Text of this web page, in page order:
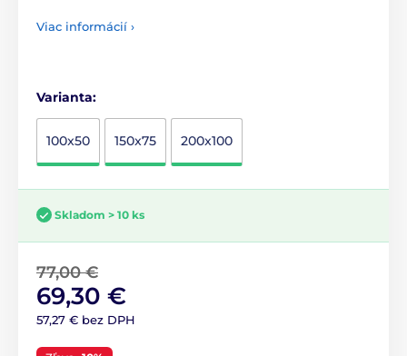
Viac informácií ›
Varianta:
100x50 150x75 200x100
Skladom > 10 ks
77,00 €
69,30 €
57,27 € bez DPH